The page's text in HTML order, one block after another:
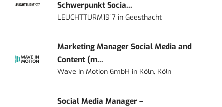
Schwerpunkt Socia...
LEUCHTTURM1917 inGeesthacht
Marketing Manager Social Media and
Content (m...
Wave In Motion GmbH in Köln, Köln
Social Media Manager –